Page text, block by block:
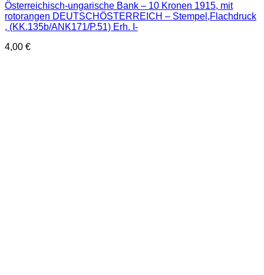
Österreichisch-ungarische Bank – 10 Kronen 1915, mit
rotorangen DEUTSCHÖSTERREICH – Stempel,Flachdruck
, (KK.135b/ANK171/P.51) Erh. I-
4,00 €